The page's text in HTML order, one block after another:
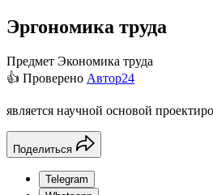
Эргономика труда
Предмет Экономика труда
👍 Проверено Автор24
является научной основой
Поделиться
Telegram